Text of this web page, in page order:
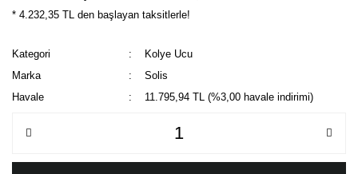
* 4.232,35 TL den başlayan taksitlerle!
Kategori
Kolye Ucu
Marka
Solis
Havale
11.795,94 TL (%3,00 havale indirimi)